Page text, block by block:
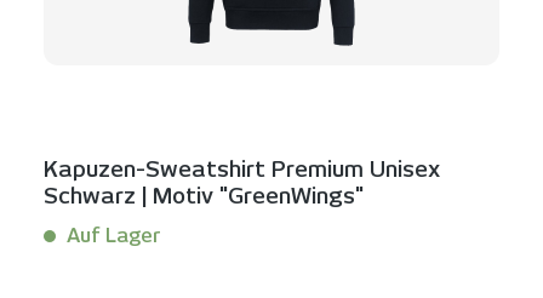
Kapuzen-Sweatshirt Premium Unisex
Schwarz | Motiv "GreenWings"
Auf Lager